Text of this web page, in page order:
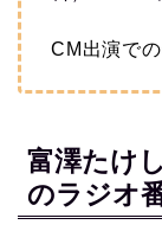
CM出演での
富澤たけ
のラジオ